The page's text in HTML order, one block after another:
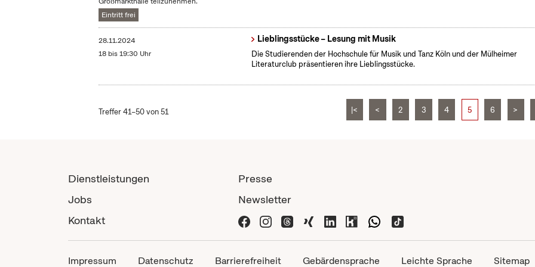
Eintritt frei
28.11.2024
18 bis 19:30 Uhr
Lieblingsstücke – Lesung mit Musik
Die Studierenden der Hochschule für Musik und Tanz Köln und der Mülheimer
Literaturclub präsentieren ihre Lieblingsstücke.
Treffer 41–50 von 51 |< < 2 3 4 5 6 >
Dienstleistungen
Jobs
Kontakt
Presse
Newsletter
Impressum Datenschutz Barrierefreiheit Gebärdensprache Leichte Sprache Sitemap